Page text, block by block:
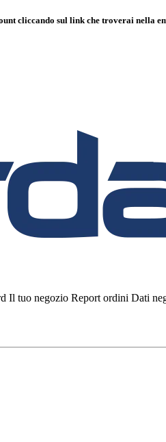
cliccando sul link che troverai nella
Il tuo negozio Report ordini Dati